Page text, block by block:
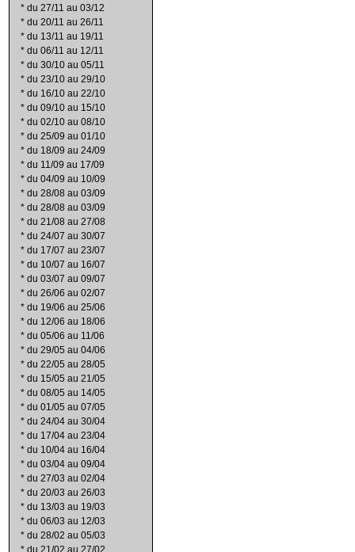
* du 27/11 au 03/12
* du 20/11 au 26/11
* du 13/11 au 19/11
* du 06/11 au 12/11
* du 30/10 au 05/11
* du 23/10 au 29/10
* du 16/10 au 22/10
* du 09/10 au 15/10
* du 02/10 au 08/10
* du 25/09 au 01/10
* du 18/09 au 24/09
* du 11/09 au 17/09
* du 04/09 au 10/09
* du 28/08 au 03/09
* du 28/08 au 03/09
* du 21/08 au 27/08
* du 24/07 au 30/07
* du 17/07 au 23/07
* du 10/07 au 16/07
* du 03/07 au 09/07
* du 26/06 au 02/07
* du 19/06 au 25/06
* du 12/06 au 18/06
* du 05/06 au 11/06
* du 29/05 au 04/06
* du 22/05 au 28/05
* du 15/05 au 21/05
* du 08/05 au 14/05
* du 01/05 au 07/05
* du 24/04 au 30/04
* du 17/04 au 23/04
* du 10/04 au 16/04
* du 03/04 au 09/04
* du 27/03 au 02/04
* du 20/03 au 26/03
* du 13/03 au 19/03
* du 06/03 au 12/03
* du 28/02 au 05/03
* du 21/02 au 27/02